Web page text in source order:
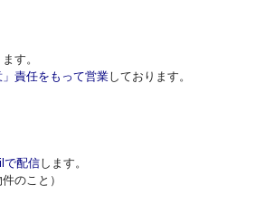
す。
」責任をもって営業しております。
で配信します。
のこと）